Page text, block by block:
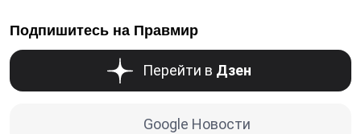
Подпишитесь на Правмир
Перейти в Дзен
Google Новости